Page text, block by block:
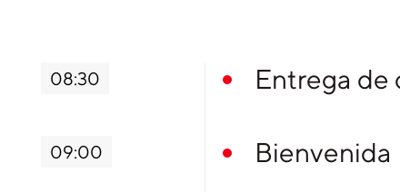
08:30 Entrega
09:00 Bienvenida